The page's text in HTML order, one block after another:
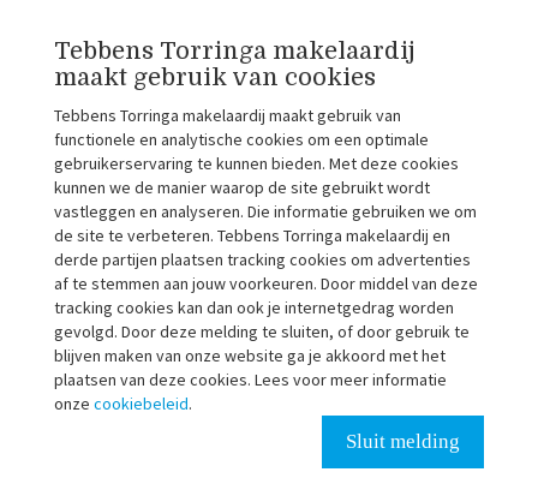
Tebbens Torringa makelaardij
maakt gebruik van cookies
Tebbens Torringa makelaardij maakt gebruik van
functionele en analytische cookies om een optimale
gebruikerservaring te kunnen bieden. Met deze cookies
kunnen we de manier waarop de site gebruikt wordt
vastleggen en analyseren. Die informatie gebruiken we om
de site te verbeteren. Tebbens Torringa makelaardij en
derde partijen plaatsen tracking cookies om advertenties
af te stemmen aan jouw voorkeuren. Door middel van deze
tracking cookies kan dan ook je internetgedrag worden
gevolgd. Door deze melding te sluiten, of door gebruik te
blijven maken van onze website ga je akkoord met het
plaatsen van deze cookies. Lees voor meer informatie
onze cookiebeleid.
Sluit melding